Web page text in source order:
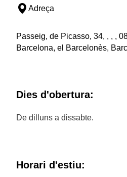
Adreça
Passeig, de Picasso, 34, , , ,
Barcelona, el Barcelonès,
Dies d'obertura:
De dilluns a dissabte.
Horari d'estiu: